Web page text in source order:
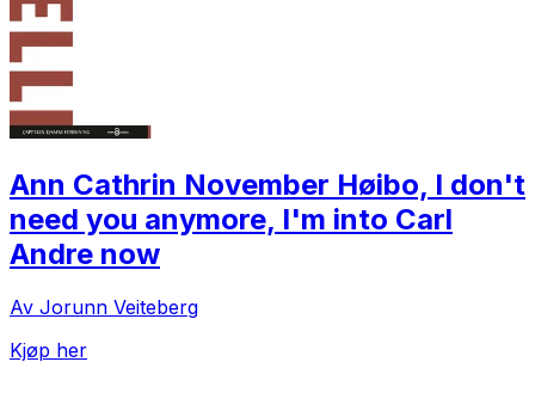
Ann Cathrin November Høibo, I don't
need you anymore, I'm into Carl
Andre now
Av Jorunn Veiteberg
Kjøp her